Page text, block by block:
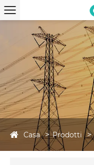
Casa Prodotti